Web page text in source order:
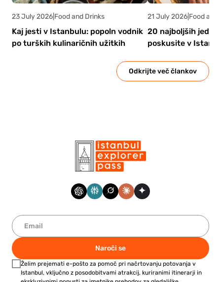
Odkrijte več člankov
23 July 2026 Food and Drinks
Kaj jesti v Istanbulu: popoln vodnik
po turških kulinaričnih užitkih
21 July 2026 Food and
20 najboljših jedi,
poskusite v
Naroči se
Želim prejemati e-pošto za pomoč pri načrtovanju potovanja v
Istanbul, vključno z posodobitvami atrakcij, kuriranimi itinerarji in